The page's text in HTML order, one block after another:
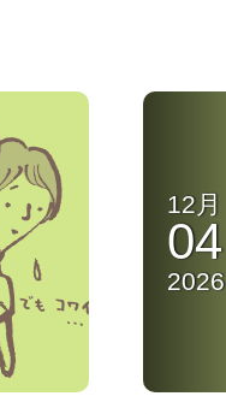
12月
04
2026